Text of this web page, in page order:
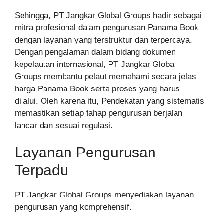
Sehingga, PT Jangkar Global Groups hadir sebagai
mitra profesional dalam pengurusan Panama Book
dengan layanan yang terstruktur dan terpercaya.
Dengan pengalaman dalam bidang dokumen
kepelautan internasional, PT Jangkar Global
Groups membantu pelaut memahami secara jelas
harga Panama Book serta proses yang harus
dilalui. Oleh karena itu, Pendekatan yang sistematis
memastikan setiap tahap pengurusan berjalan
lancar dan sesuai regulasi.
Layanan Pengurusan
Terpadu
PT Jangkar Global Groups menyediakan layanan
pengurusan yang komprehensif.